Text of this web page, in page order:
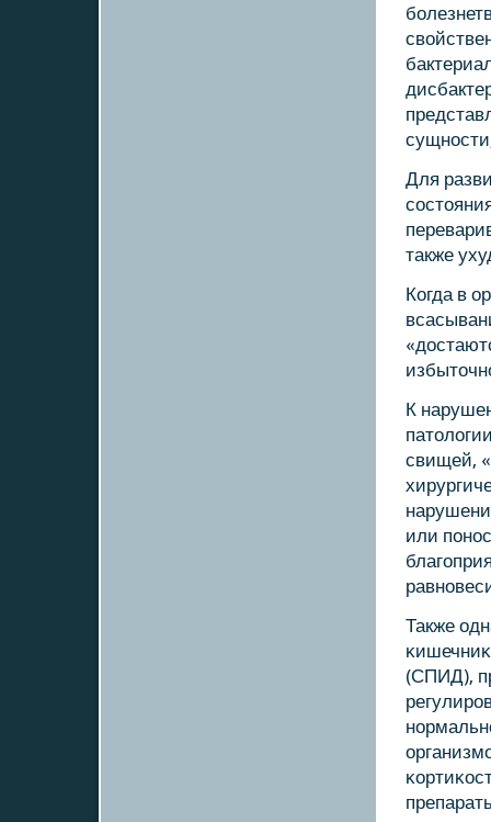
Для
также
Когда в
К
свищей,
или
Также
(СПИД),